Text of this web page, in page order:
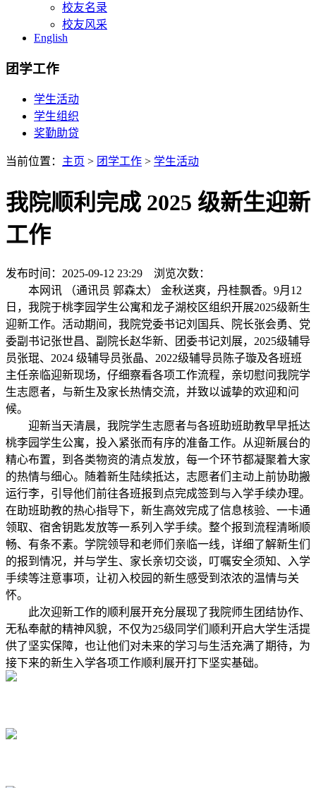
校友名录
校友风采
English
团学工作
学生活动
学生组织
奖勤助贷
当前位置： 主页 > 团学工作 > 学生活动
我院顺利完成 2025 级新生迎新
工作
发布时间：2025-09-12 23:29 浏览次数：
本网讯 （通讯员 郭森太） 金秋送爽，丹桂飘香。9月12
日，我院于桃李园学生公寓和龙子湖校区组织开展2025级新生
迎新工作。活动期间，我院党委书记刘国兵、院长张会勇、党
委副书记张世昌、副院长赵华新、团委书记刘展，2025级辅导
员张琨、2024 级辅导员张晶、2022级辅导员陈子璇及各班班
主任亲临迎新现场，仔细察看各项工作流程，亲切慰问我院学
生志愿者，与新生及家长热情交流，并致以诚挚的欢迎和问
候。
迎新当天清晨，我院学生志愿者与各班助班助教早早抵达
桃李园学生公寓，投入紧张而有序的准备工作。从迎新展台的
精心布置，到各类物资的清点发放，每一个环节都凝聚着大家
的热情与细心。随着新生陆续抵达，志愿者们主动上前协助搬
运行李，引导他们前往各班报到点完成签到与入学手续办理。
在助班助教的热心指导下，新生高效完成了信息核验、一卡通
领取、宿舍钥匙发放等一系列入学手续。整个报到流程清晰顺
畅、有条不素。学院领导和老师们亲临一线，详细了解新生们
的报到情况，并与学生、家长亲切交谈，叮嘱安全须知、入学
手续等注意事项，让初入校园的新生感受到浓浓的温情与关
怀。
此次迎新工作的顺利展开充分展现了我院师生团结协作、
无私奉献的精神风貌，不仅为25级同学们顺利开启大学生活提
供了坚实保障，也让他们对未来的学习与生活充满了期待，为
接下来的新生入学各项工作顺利展开打下坚实基础。